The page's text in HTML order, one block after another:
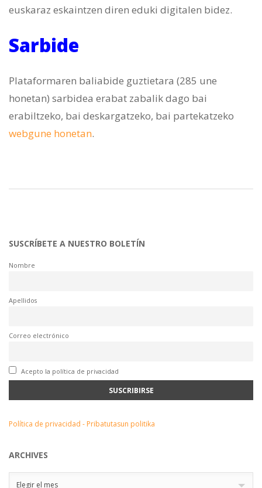
euskaraz eskaintzen diren eduki digitalen bidez.
Sarbide
Plataformaren baliabide guztietara (285 une
honetan) sarbidea erabat zabalik dago bai
erabiltzeko, bai deskargatzeko, bai partekatzeko
webgune honetan.
SUSCRÍBETE A NUESTRO BOLETÍN
Nombre
Apellidos
Correo electrónico
Acepto la política de privacidad
Política de privacidad - Pribatutasun politika
ARCHIVES
Elegir el mes